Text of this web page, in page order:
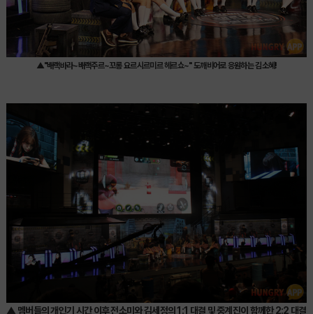
▲"배랙바라~배랙주르~꼬롱 요르시르미르 헤르쇼~" 도깨비어로 응원하는 김소혜!
▲ 멤버들의 개인기 시간 이후 전소미와 김세정의 1:1 대결 및 중계진이 함께한 2:2 대결